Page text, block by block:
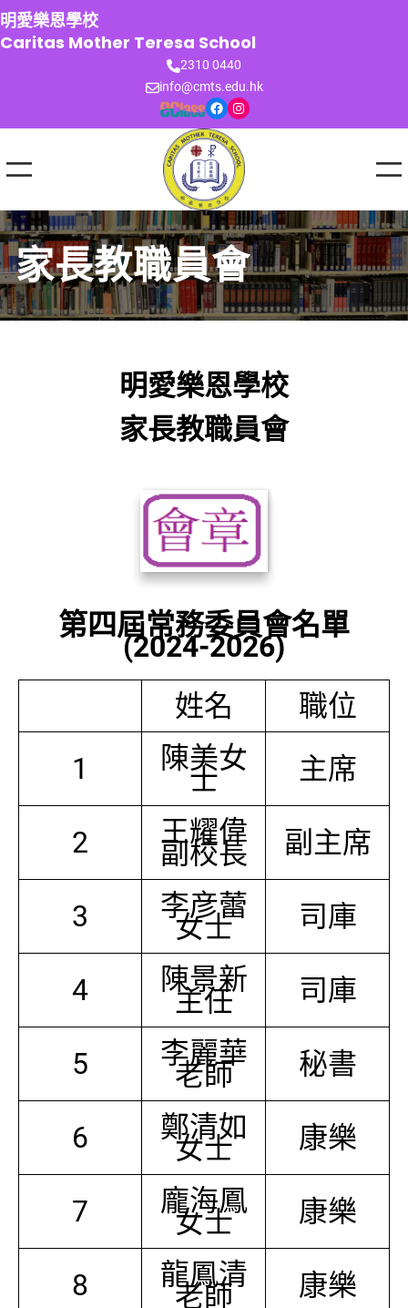
跳
至
主
明愛樂恩學校
Caritas Mother Teresa School
2310 0440
info@cmts.edu.hk
Facebook Instagram
家長教職員會
明愛樂恩學校
家長教職員會
第四屆常務委員會名單
(2024-2026)
姓名
職位
1
陳美女
士 主席
2 王耀偉
副校長 副主席
3 李彦蕾
女士 司庫
4 陳景新
主任 司庫
5 李麗華
老師 秘書
6 鄭清如
女士 康樂
7 龐海鳳
女士 康樂
8 龍鳳清
老師 康樂